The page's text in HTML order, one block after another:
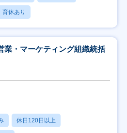
育休あり
業・マーケティング組織統括
休日120日以上